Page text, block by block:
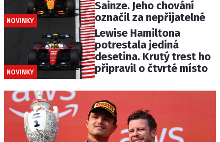
NOVINKY
Sainze. Jeho chování
označil za nepřijatelné
NOVINKY
Lewise Hamiltona
potrestala jediná
desetina. Krutý trest ho
připravil o čtvrté místo